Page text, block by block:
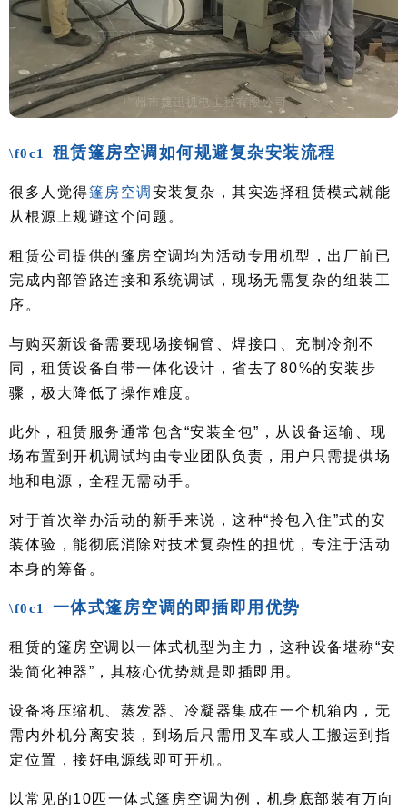
租赁篷房空调如何规避复杂安装流程
很多人觉得篷房空调 安装复杂，其实选择租赁模式就能
从根源上规避这个问题。
租赁公司提供的篷房空调均为活动专用机型，出厂前已
完成内部管路连接和系统调试，现场无需复杂的组装工
序。
与购买新设备需要现场接铜管、焊接口、充制冷剂不
同，租赁设备自带一体化设计，省去了80%的安装步
骤，极大降低了操作难度。
此外，租赁服务通常包含“安装全包”，从设备运输、现
场布置到开机调试均由专业团队负责，用户只需提供场
地和电源，全程无需动手。
对于首次举办活动的新手来说，这种“拎包入住”式的安
装体验，能彻底消除对技术复杂性的担忧，专注于活动
本身的筹备。
一体式篷房空调的即插即用优势
租赁的篷房空调以一体式机型为主力，这种设备堪称“安
装简化神器”，其核心优势就是即插即用。
设备将压缩机、蒸发器、冷凝器集成在一个机箱内，无
需内外机分离安装，到场后只需用叉车或人工搬运到指
定位置，接好电源线即可开机。
以常见的10匹一体式篷房空调为例，机身底部装有万向